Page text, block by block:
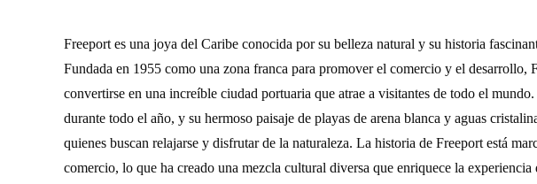
Freeport es una joya del Caribe conocida por su belleza natural y su historia
Fundada en 1955 como una zona franca para promover el comercio y el desarrollo,
convertirse en una increíble ciudad portuaria que atrae a visitantes de todo el
durante todo el año, y su hermoso paisaje de playas de arena blanca y aguas
quienes buscan relajarse y disfrutar de la naturaleza. La historia de Freeport está
comercio, lo que ha creado una mezcla cultural diversa que enriquece la experiencia